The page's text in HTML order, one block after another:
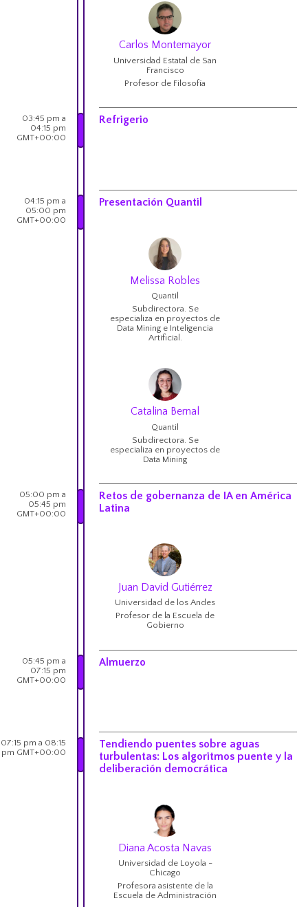
Carlos Montemayor
Universidad Estatal de San
Francisco
Profesor de Filosofía
03:45 pm a
04:15 pm
GMT+00:00
Refrigerio
04:15 pm a
05:00 pm
GMT+00:00
Presentación Quantil
Melissa Robles
Quantil
Subdirectora. Se
especializa en proyectos de
Data Mining e Inteligencia
Artificial.
Catalina Bernal
Quantil
Subdirectora. Se
especializa en proyectos de
Data Mining
05:00 pm a
05:45 pm
GMT+00:00
Retos de gobernanza de IA en América
Latina
Juan David Gutiérrez
Universidad de los Andes
Profesor de la Escuela de
Gobierno
05:45 pm a
07:15 pm
GMT+00:00
Almuerzo
07:15 pm a 08:15
pm GMT+00:00
Tendiendo puentes sobre aguas
turbulentas: Los algoritmos puente y la
deliberación democrática
Diana Acosta Navas
Universidad de Loyola -
Chicago
Profesora asistente de la
Escuela de Administración